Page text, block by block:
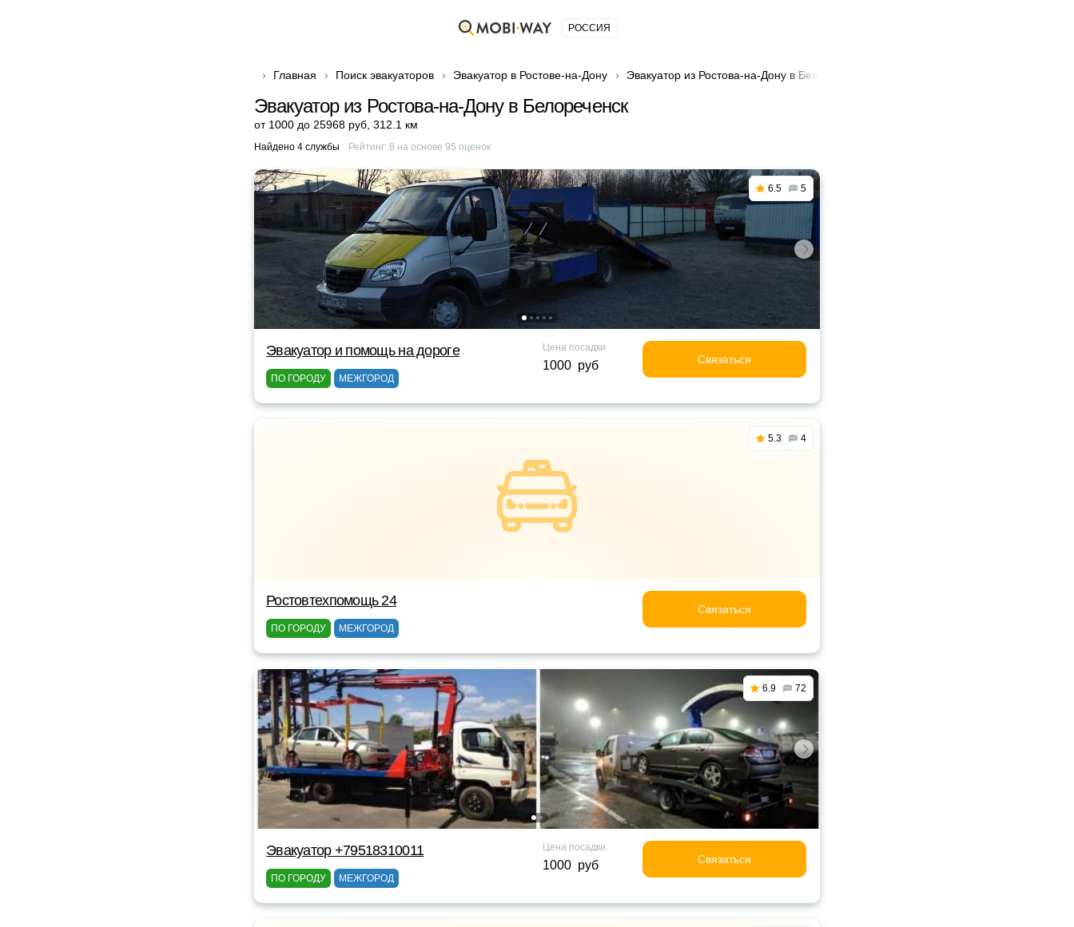
РОССИЯ
Главная Поиск эвакуаторов Эвакуатор в Ростове-на-Дону Эвакуатор из Ростова-на-Дону в Белореченск
Эвакуатор из Ростова-на-Дону в Белореченск
от 1000 до 25968 руб 312.1 км
Найдено 4 службы Рейтинг: 8 на основе 95 оценок
6.5 5
Эвакуатор и помощь на дороге
ПО ГОРОДУ МЕЖГОРОД
Цена посадки
1000 руб Связаться
5.3 4
Ростовтехпомощь 24
ПО ГОРОДУ МЕЖГОРОД
Связаться
6.9 72
Эвакуатор +79518310011
ПО ГОРОДУ МЕЖГОРОД
Цена посадки
1000 руб Связаться